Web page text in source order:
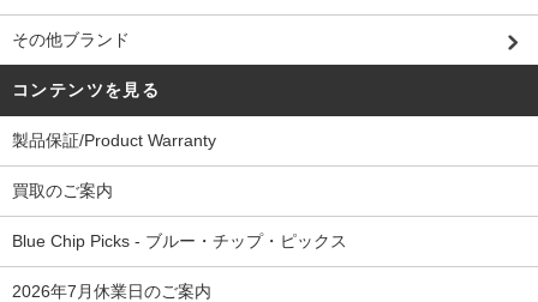
その他ブランド
コンテンツを見る
製品保証/Product Warranty
買取のご案内
Blue Chip Picks - ブルー・チップ・ピックス
2026年7月休業日のご案内